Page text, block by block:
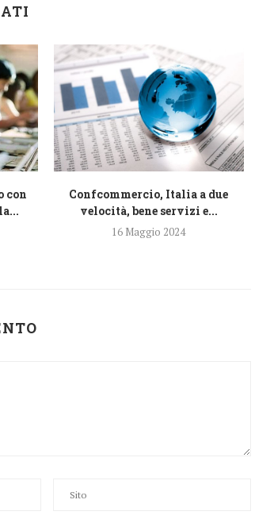
con
Confcommercio, Italia a due
velocità, bene servizi e...
16 Maggio 2024